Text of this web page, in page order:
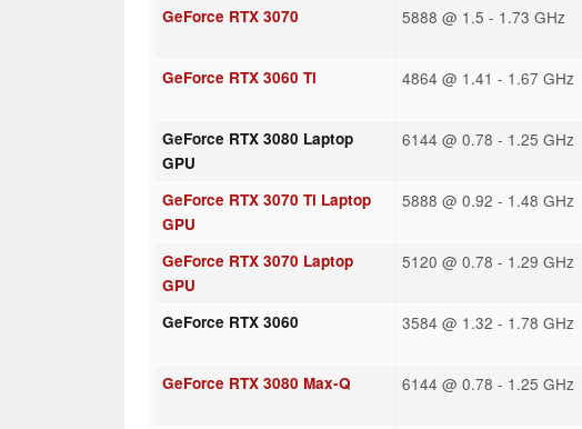
GeForce RTX 3070 5888 @ 1.5 - 1.73 GHz
GeForce RTX 3060 Ti 4864 @ 1.41 - 1.67 GHz
GeForce RTX 3080 Laptop
GPU
6144 @ 0.78 - 1.25 GHz
GeForce RTX 3070 Ti Laptop
GPU
5888 @ 0.92 - 1.48 GHz
GeForce RTX 3070 Laptop
GPU
5120 @ 0.78 - 1.29 GHz
GeForce RTX 3060 3584 @ 1.32 - 1.78 GHz
GeForce RTX 3080 Max-Q 6144 @ 0.78 - 1.25 GHz